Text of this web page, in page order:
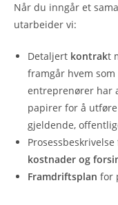
Når du inngår et
utarbeider vi:
Detaljert kontrakt
framgår hvem
entreprenører har
papirer for å
gjeldende,
kostnader og
Framdriftsplan for